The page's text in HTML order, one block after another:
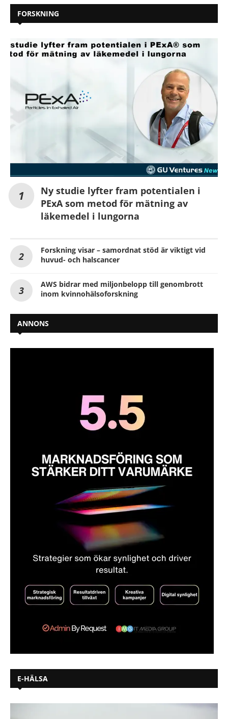
FORSKNING
Ny studie lyfter fram potentialen i
PExA som metod för mätning av
läkemedel i lungorna
Forskning visar – samordnat stöd är viktigt vid
huvud- och halscancer
AWS bidrar med miljonbelopp till genombrott
inom kvinnohälsoforskning
ANNONS
E-HÄLSA